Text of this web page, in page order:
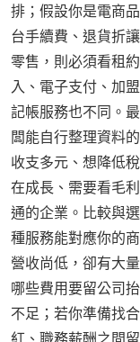
排；假設你是電商
台手續費、退貨折
零售，則必須看租
入、電子支付、加
記帳服務也不同。
闆能自行整理資料
收支多元、想降低
在成長、需要看毛
通的企業。比較與
種服務能對應你的
營收尚低，卻有大
哪些費用要留公司
不足；若你準備找